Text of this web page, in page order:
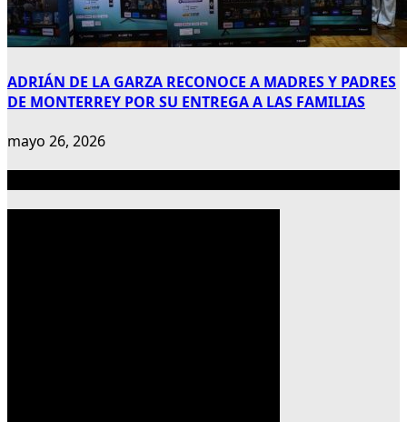
ADRIÁN DE LA GARZA RECONOCE A MADRES Y PADRES
DE MONTERREY POR SU ENTREGA A LAS FAMILIAS
mayo 26, 2026